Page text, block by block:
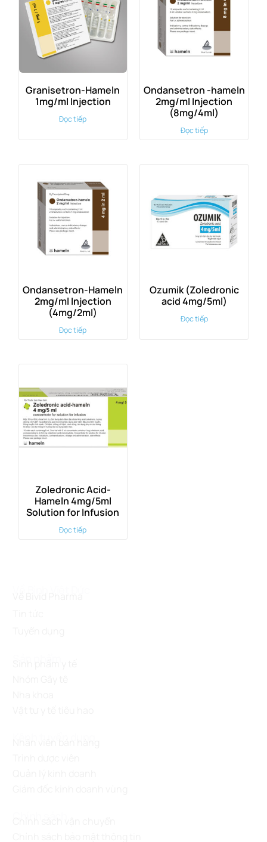
Granisetron-Hameln
1mg/ml Injection
Đọc tiếp
Ondansetron -hameln
2mg/ml Injection
(8mg/4ml)
Đọc tiếp
Ondansetron-Hameln
2mg/ml Injection
(4mg/2ml)
Đọc tiếp
Ozumik (Zoledronic
acid 4mg/5ml)
Đọc tiếp
Zoledronic Acid-
Hameln 4mg/5ml
Solution for Infusion
Đọc tiếp